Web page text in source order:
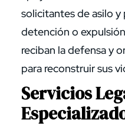
solicitantes de asilo y
detención o
reciban la defensa y
para reconstruir sus
Servicios